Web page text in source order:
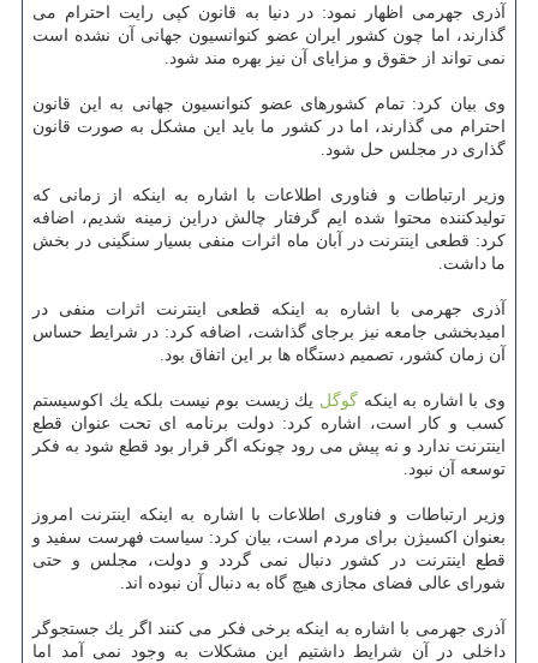
آذری جهرمی اظهار نمود: در دنیا به قانون كپی رایت احترام می
گذارند، اما چون كشور ایران عضو كنوانسیون جهانی آن نشده است
نمی تواند از حقوق و مزایای آن نیز بهره مند شود.
وی بیان كرد: تمام كشورهای عضو كنوانسیون جهانی به این قانون
احترام می گذارند، اما در كشور ما باید این مشكل به صورت قانون
گذاری در مجلس حل شود.
وزیر ارتباطات و فناوری اطلاعات با اشاره به اینكه از زمانی كه
تولیدكننده محتوا شده ایم گرفتار چالش دراین زمینه شدیم، اضافه
كرد: قطعی اینترنت در آبان ماه اثرات منفی بسیار سنگینی در بخش
ما داشت.
آذری جهرمی با اشاره به اینكه قطعی اینترنت اثرات منفی در
امیدبخشی جامعه نیز برجای گذاشت، اضافه كرد: در شرایط حساس
آن زمان كشور، تصمیم دستگاه ها بر این اتفاق بود.
وی با اشاره به اینكه گوگل یك زیست بوم نیست بلكه یك اكوسیستم
كسب و كار است، اشاره كرد: دولت برنامه ای تحت عنوان قطع
اینترنت ندارد و نه پیش می رود چونكه اگر قرار بود قطع شود به فكر
توسعه آن نبود.
وزیر ارتباطات و فناوری اطلاعات با اشاره به اینكه اینترنت امروز
بعنوان اكسیژن برای مردم است، بیان كرد: سیاست فهرست سفید و
قطع اینترنت در كشور دنبال نمی گردد و دولت، مجلس و حتی
شورای عالی فضای مجازی هیچ گاه به دنبال آن نبوده اند.
آذری جهرمی با اشاره به اینكه برخی فكر می كنند اگر یك جستجوگر
داخلی در آن شرایط داشتیم این مشكلات به وجود نمی آمد اما